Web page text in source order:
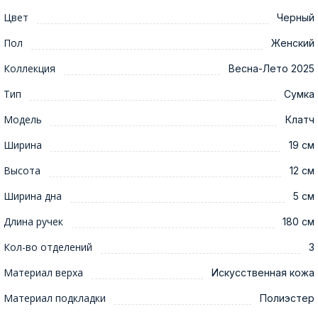
Цвет Черный
Пол Женский
Коллекция Весна-Лето 2025
Тип Сумка
Модель Клатч
Ширина 19 см
Высота 12 см
Ширина дна 5 см
Длина ручек 180 см
Кол-во отделений 3
Материал верха Искусственная кожа
Материал подкладки Полиэстер